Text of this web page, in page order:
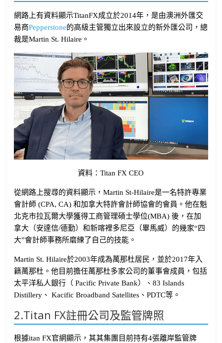
網路上有資料顯示TitanFX成立於2014年，是由澳洲外匯交
易商Pepperstone的高級主管獨立出來設立的新外匯公司，總
裁是Martin St. Hilaire。
資料：Titan FX CEO
從網路上搜尋的資料顯示，Martin St-Hilaire是一名特許專業
會計師 (CPA, CA) 和加拿大特許會計師協會的會員。他在魁
北克市拉瓦爾大學獲得工商管理碩士學位(MBA) 後，在加
拿大（安達信/德勤）和新喀裡多尼亞（畢馬威）的幾家“四
大”會計師事務所磨練了自己的技能。
Martin St. Hilaire於2003年成為萬那杜居民，並於2017年入
籍萬那杜。他目前擔任萬那杜多家公司的董事會成員，包括
太平洋私人銀行（ Pacific Private Bank）、83 Islands
Distillery、 Kacific Broadband Satellites、PDTC等。
2.Titan FX註冊公司及監管牌照
根據itan FX官網顯示，其其集團目前持有4張離岸監管牌